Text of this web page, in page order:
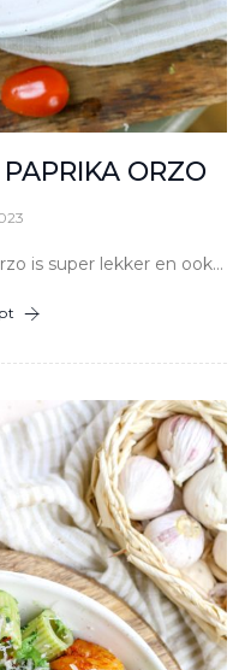
ORZO
is super lekker en ook…